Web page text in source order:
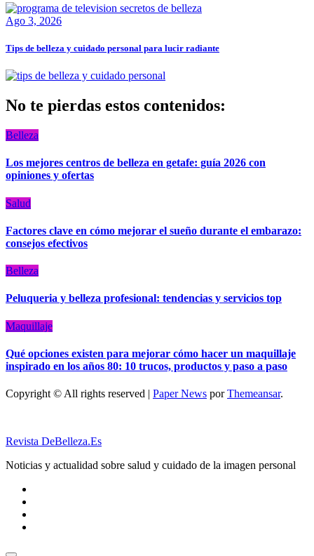
Ago 3, 2026
Tips de belleza y cuidado personal para lucir radiante
No te pierdas estos contenidos:
Belleza
Los mejores centros de belleza en getafe: guía 2026 con
opiniones y ofertas
Salud
Factores clave en cómo mejorar el sueño durante el embarazo:
consejos efectivos
Belleza
Peluqueria y belleza profesional: tendencias y servicios top
Maquillaje
Qué opciones existen para mejorar cómo hacer un maquillaje
inspirado en los años 80: 10 trucos, productos y paso a paso
Copyright © All rights reserved | Paper News porThemeansar.
Revista DeBelleza.Es
Noticias y actualidad sobre salud y cuidado de la imagen personal